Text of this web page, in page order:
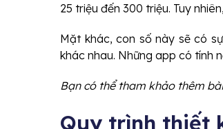
25 triệu đến 300 triệu. Tuy
Mặt khác, con số này sẽ có
khác nhau. Những app có tính
Bạn có thể tham khảo thêm
Quy trình thiết